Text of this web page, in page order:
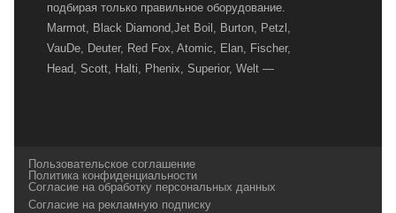
подбирая только правильное оборудование.
Marmot, Black Diamond,Jet Boil, Burton, Petzl,
VauDe, Deuter, Red Fox, Atomic, Elan, Fischer,
Head, Scott, Halti, Phenix, Superior, Welt —
и взыскательных путешественников,
спортсменов и отдыхающих.
Пользовательское соглашение
Политика конфиденциальности
Согласие на обработку персональных данных
Согласие на рекламную подписку